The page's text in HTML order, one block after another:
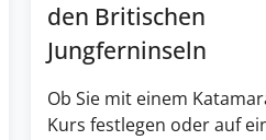
den Britischen
Jungferninseln
Ob Sie mit einem
Kurs festlegen oder auf